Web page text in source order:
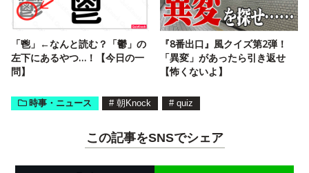
「鬯」←なんと読む？「鬱」の
左下にあるやつ…！【今日の一
問】
『8番出口』風クイズ第2弾！
「異変」があったら引き返せ
【怖くないよ】
時事・ニュース # 朝Knock # quiz
この記事をSNSでシェア